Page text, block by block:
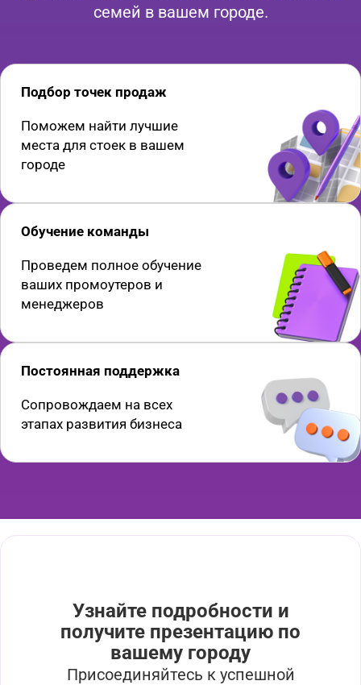
семей в вашем городе.
Подбор точек продаж
Поможем найти лучшие
места для стоек в вашем
городе
Обучение команды
Проведем полное обучение
ваших промоутеров и
менеджеров
Постоянная поддержка
Сопровождаем на всех
этапах развития бизнеса
Узнайте подробности и
получите презентацию по
вашему городу
Присоединяйтесь к успешной